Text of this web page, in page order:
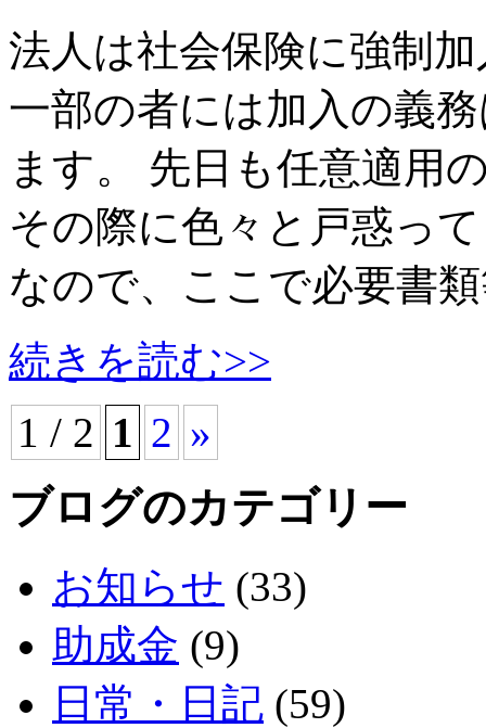
法人は社会保険に強制
一部の者には加入の義
ます。 先日も任意適用
その際に色々と戸惑っ
なので、ここで必要書
続きを読む>>
1 / 2 1 2 »
ブログのカテゴリー
お知らせ (33)
助成金 (9)
日常・日記 (59)